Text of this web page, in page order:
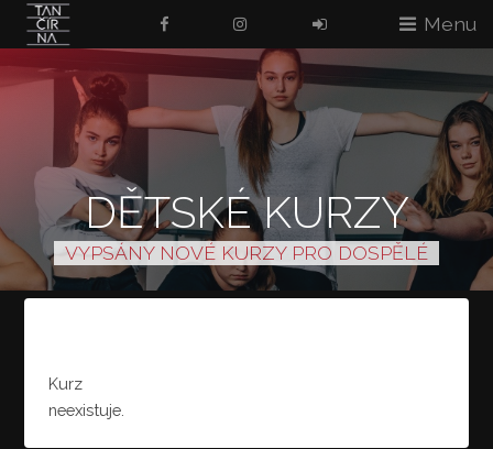
Menu
DĚTSKÉ KURZY
VYPSÁNY NOVÉ KURZY PRO DOSPĚLÉ
Kurz
neexistuje.